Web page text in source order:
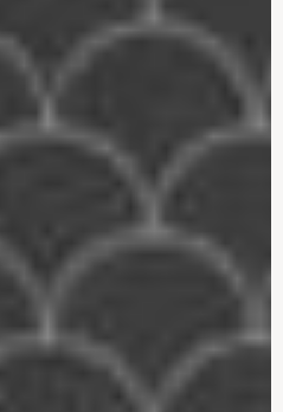
En køkkenvask er ikke
bare en køkkenvask
Afskærmning til din
brusekabine
Badeværelse – type, stil
og behov
badeværelse
Dit valg af vandhane og